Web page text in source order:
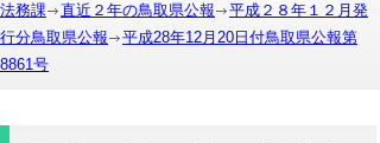
法務課
直近２年の鳥取県公報
平成２８年１２月発
行分鳥取県公報
平成28年12月20日付鳥取県公報第
8861号